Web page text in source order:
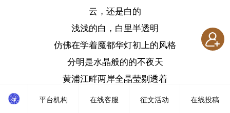
云，还是白的
浅浅的白，白里半透明
仿佛在学着魔都华灯初上的风格
分明是水晶般的的不夜天
黄浦江畔两岸全晶莹剔透着
连江水也是一派华丽的质感
平台机构 在线客服 征文活动 在线投稿